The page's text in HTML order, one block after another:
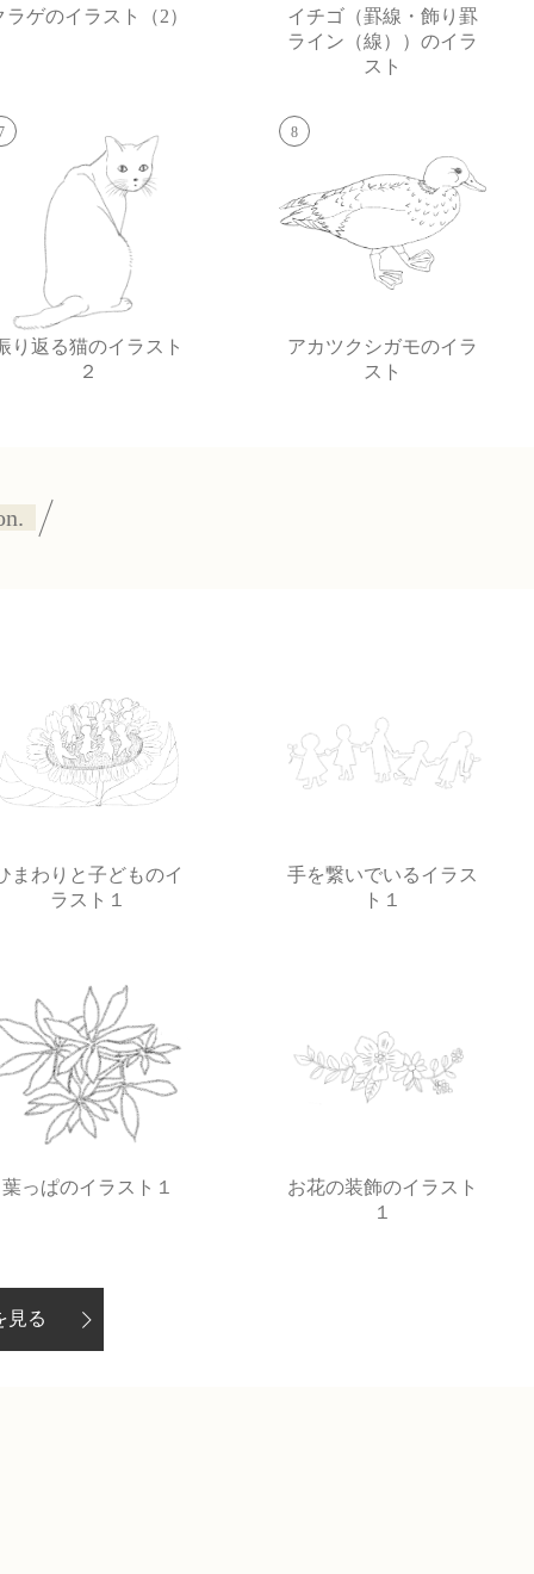
ラゲのイラスト（2）
イチゴ（罫線・飾り罫
ライン（線））のイラ
スト
り返る猫のイラスト
２
8
アカツクシガモのイラ
スト
まわりと子どものイ
ラスト１
手を繋いでいるイラス
ト１
葉っぱのイラスト１
お花の装飾のイラスト
１
見る